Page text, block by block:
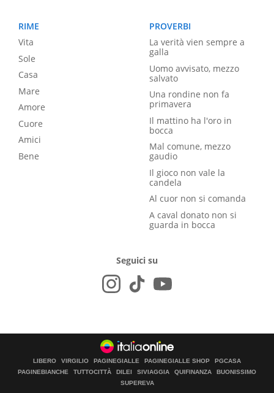
RIME
Vita
Sole
Casa
Mare
Amore
Cuore
Amici
Bene
PROVERBI
La verità vien sempre a
galla
Uomo avvisato, mezzo
salvato
Una rondine non fa
primavera
Il mattino ha l'oro in
bocca
Mal comune, mezzo
gaudio
Il gioco non vale la
candela
Al cuor non si comanda
A caval donato non si
guarda in bocca
Seguici su
LIBERO VIRGILIO PAGINEGIALLE PAGINEGIALLE SHOP
PGCASA
PAGINEBIANCHE
TUTTOCITTÀ DILEI SIVIAGGIA QUIFINANZA
BUONISSIMO
SUPEREVA